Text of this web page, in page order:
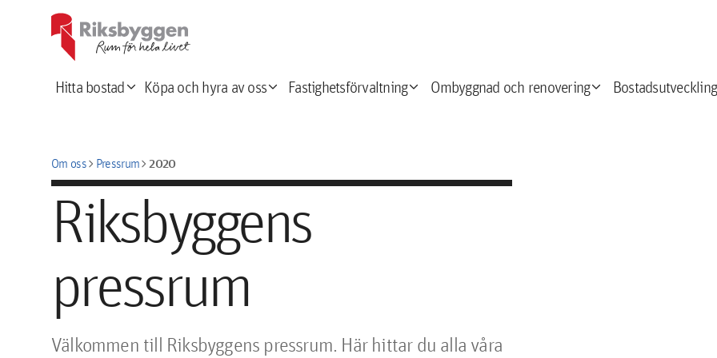
Hitta bostadexpand_more Köpa och hyra av ossexpand_more Fastighetsförvaltningexpand_more Ombyggnad och renoveringexpand_more Bostadsutveckling
Om osschevron_rightPressrumchevron_right2020
Riksbyggens
pressrum
Välkommen till Riksbyggens pressrum. Här hittar du alla våra